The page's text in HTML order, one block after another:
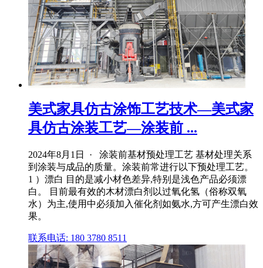
美式家具仿古涂饰工艺技术—美式家
具仿古涂装工艺—涂装前 ...
2024年8月1日 · 涂装前基材预处理工艺 基材处理关系
到涂装与成品的质量。涂装前常进行以下预处理工艺。
1 ）漂白 目的是减小材色差异,特别是浅色产品必须漂
白。 目前最有效的木材漂白剂以过氧化氢（俗称双氧
水）为主,使用中必须加入催化剂如氨水,方可产生漂白效
果。
联系电话: 180 3780 8511